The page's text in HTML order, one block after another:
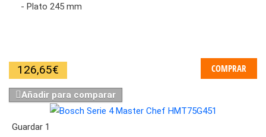
- Plato 245 mm
126,65€ COMPRAR
Añadir para comparar
Guardar 1